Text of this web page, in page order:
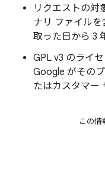
リクエストの対
ナリ ファイル
取った日から 3
GPL v3 のライ
Google がその
たはカスタマー
この情